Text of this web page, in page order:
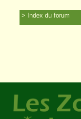
Index du forum